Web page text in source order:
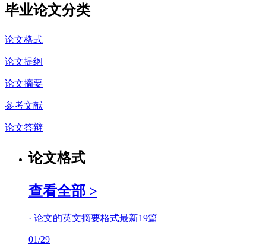
毕业论文分类
论文格式
论文提纲
论文摘要
参考文献
论文答辩
论文格式
查看全部 >
· 论文的英文摘要格式最新19篇
01/29